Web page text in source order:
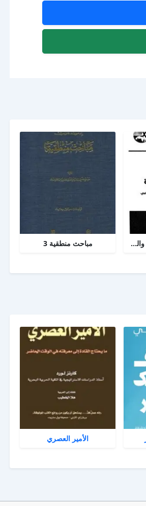
فكر إبن خلدون العصبية والدولة مباحث منطقية 3
الأمير العصري